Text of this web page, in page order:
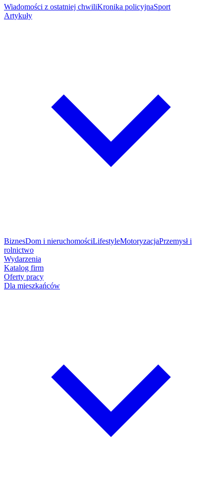
Wiadomości z ostatniej chwiliKronika policyjnaSport
Artykuły
BiznesDom i nieruchomościLifestyleMotoryzacjaPrzemysł i
rolnictwo
Wydarzenia
Katalog firm
Oferty pracy
Dla mieszkańców